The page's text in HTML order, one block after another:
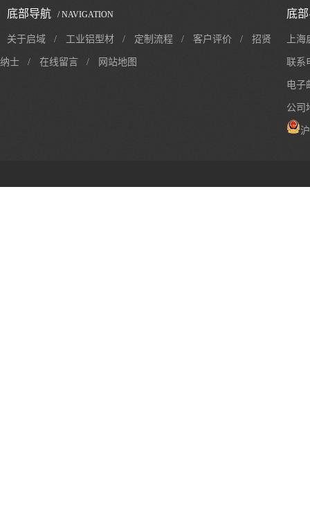
底部导航 / NAVIGATION
关于启域 / 工业铝型材 / 定制流程 / 客户评价 / 招贤
纳士 / 在线留言 / 网站地图
底
上
联系
电子
公司